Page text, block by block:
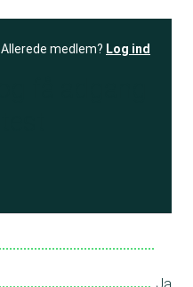
Allerede medlem? Log ind